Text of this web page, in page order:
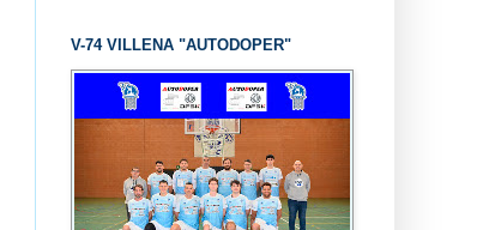
V-74 VILLENA "AUTODOPER"